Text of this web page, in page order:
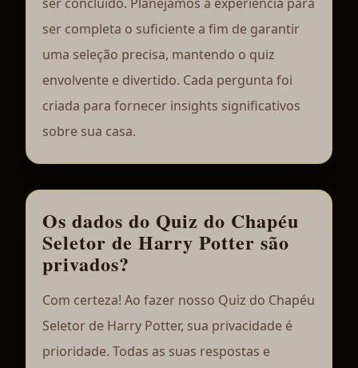
ser completa o suficiente a fim de garantir
uma seleção precisa, mantendo o quiz
envolvente e divertido. Cada pergunta foi
criada para fornecer insights significativos
sobre sua casa.
Os dados do Quiz do Chapéu
Seletor de Harry Potter são
privados?
Com certeza! Ao fazer nosso Quiz do Chapéu
Seletor de Harry Potter, sua privacidade é
prioridade. Todas as suas respostas e